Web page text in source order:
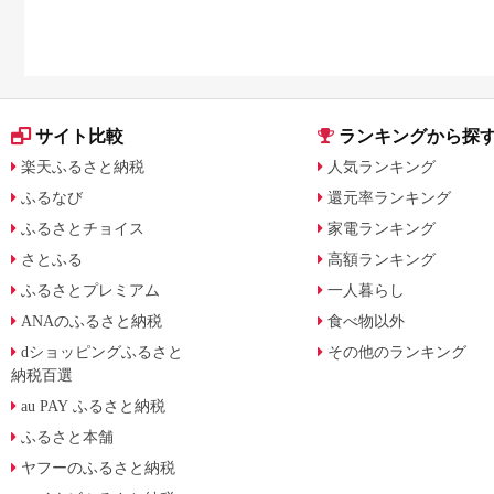
サイト比較
楽天ふるさと納税
ふるなび
ふるさとチョイス
さとふる
ふるさとプレミアム
ANAのふるさと納税
dショッピングふるさと
納税百選
au PAY ふるさと納税
ふるさと本舗
ヤフーのふるさと納税
ランキングから探
人気ランキング
還元率ランキング
家電ランキング
高額ランキング
一人暮らし
食べ物以外
その他のランキング